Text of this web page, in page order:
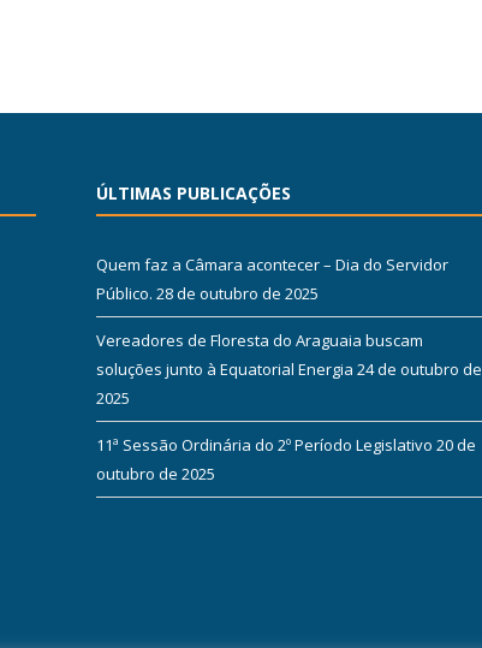
ÚLTIMAS PUBLICAÇÕES
Quem faz a Câmara acontecer – Dia do Servidor
Público. 28 de outubro de 2025
Vereadores de Floresta do Araguaia buscam
soluções junto à Equatorial Energia 24 de outubro de
2025
11ª Sessão Ordinária do 2º Período Legislativo 20 de
outubro de 2025